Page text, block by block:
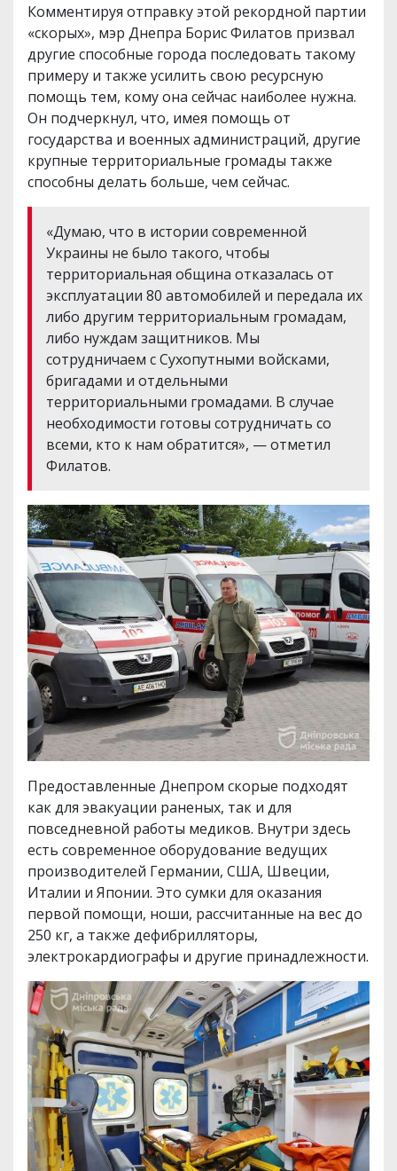
Комментируя отправку этой рекордной партии
«скорых», мэр Днепра Борис Филатов призвал
другие способные города последовать такому
примеру и также усилить свою ресурсную
помощь тем, кому она сейчас наиболее нужна.
Он подчеркнул, что, имея помощь от
государства и военных администраций, другие
крупные территориальные громады также
способны делать больше, чем сейчас.
«Думаю, что в истории современной
Украины не было такого, чтобы
территориальная община отказалась от
эксплуатации 80 автомобилей и передала их
либо другим территориальным громадам,
либо нуждам защитников. Мы
сотрудничаем с Сухопутными войсками,
бригадами и отдельными
территориальными громадами. В случае
необходимости готовы сотрудничать со
всеми, кто к нам обратится», — отметил
Филатов.
Предоставленные Днепром скорые подходят
как для эвакуации раненых, так и для
повседневной работы медиков. Внутри здесь
есть современное оборудование ведущих
производителей Германии, США, Швеции,
Италии и Японии. Это сумки для оказания
первой помощи, ноши, рассчитанные на вес до
250 кг, а также дефибрилляторы,
электрокардиографы и другие принадлежности.